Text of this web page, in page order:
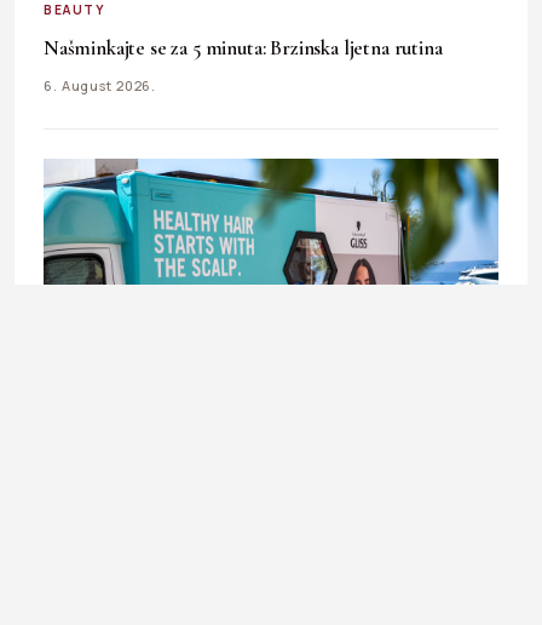
BEAUTY
Našminkajte se za 5 minuta: Brzinska ljetna rutina
6. August 2026.